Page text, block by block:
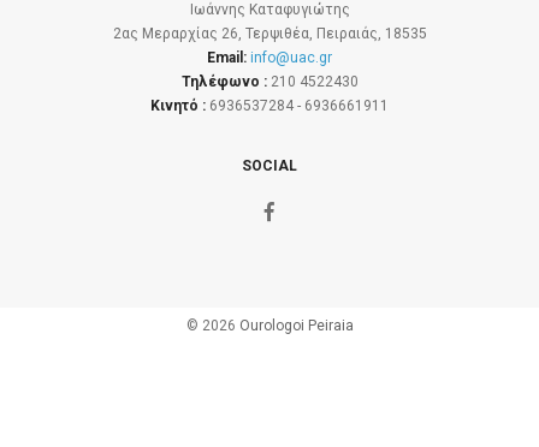
Ιωάννης Καταφυγιώτης
2ας Μεραρχίας 26, Τερψιθέα, Πειραιάς, 18535
Email: info@uac.gr
Τηλέφωνο :210 4522430
Κινητό : 6936537284 - 6936661911
SOCIAL
© 2026 Ourologoi Peiraia